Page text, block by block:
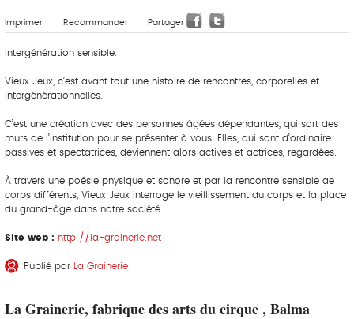
Imprimer Recommander Partager
Intergénération sensible.
Vieux Jeux, c’est avant tout une histoire de rencontres, corporelles et
intergénérationnelles.
C’est une création avec des personnes âgées dépendantes, qui sort des
murs de l’institution pour se présenter à vous. Elles, qui sont d’ordinaire
passives et spectatrices, deviennent alors actives et actrices, regardées.
À travers une poésie physique et sonore et par la rencontre sensible de
corps différents, Vieux Jeux interroge le vieillissement du corps et la place
du grand-âge dans notre société.
Site web : http://la-grainerie.net
Publié par La Grainerie
La Grainerie, fabrique des arts du cirque , Balma